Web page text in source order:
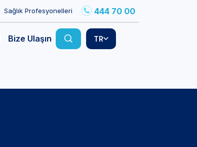
Sağlık Profesyonelleri 444 70 00
Bize Ulaşın TR